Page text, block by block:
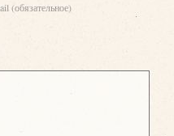
(обязательное)